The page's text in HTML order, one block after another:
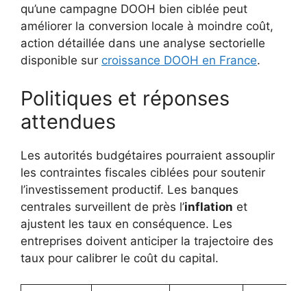
qu’une campagne DOOH bien ciblée peut
améliorer la conversion locale à moindre coût,
action détaillée dans une analyse sectorielle
disponible sur croissance DOOH en France.
Politiques et réponses
attendues
Les autorités budgétaires pourraient assouplir
les contraintes fiscales ciblées pour soutenir
l’investissement productif. Les banques
centrales surveillent de près l’inflation et
ajustent les taux en conséquence. Les
entreprises doivent anticiper la trajectoire des
taux pour calibrer le coût du capital.